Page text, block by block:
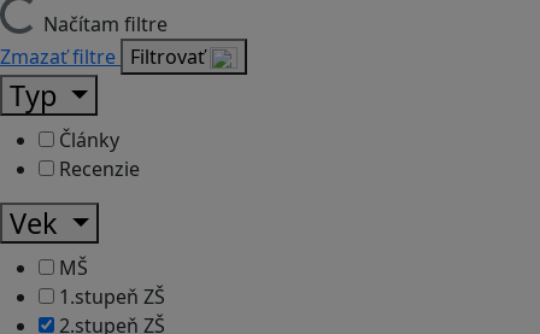
Načítam filtre
Zmazať filtre Filtrovať
Typ
Články
Recenzie
Vek
MŠ
1.stupeň ZŠ
2.stupeň ZŠ